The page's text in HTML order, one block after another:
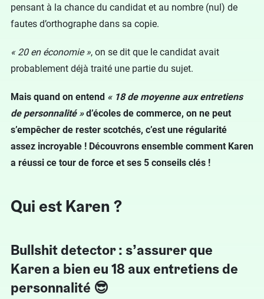
pensant à la chance du candidat et au nombre (nul) de
fautes d’orthographe dans sa copie.
« 20 en économie », on se dit que le candidat avait
probablement déjà traité une partie du sujet.
Mais quand on entend « 18 de moyenne aux entretiens
de personnalité »d’écoles de commerce, on ne peut
s’empêcher de rester scotchés, c’est une régularité
assez incroyable ! Découvrons ensemble comment Karen
a réussi ce tour de force et ses 5 conseils clés !
Qui est Karen ?
Bullshit detector : s’assurer que
Karen a bien eu 18 aux entretiens de
personnalité 😎